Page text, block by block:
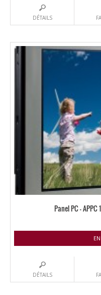
DÉTAILS
Panel PC –
DÉTAILS